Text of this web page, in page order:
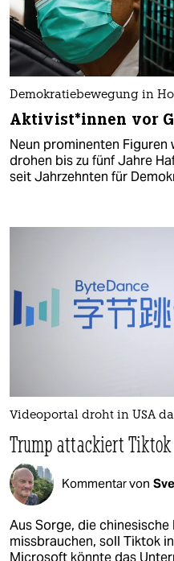
Demokratiebewegung in
Ak­ti­vis­t*in­nen vor
Neun prominenten
drohen bis zu fünf Jahre
seit Jahrzehnten für
Videoportal droht in USA
Trump attackiert Tiktok
Kommentar von
Aus Sorge, die
missbrauchen, soll Tiktok
Microsoft könnte das